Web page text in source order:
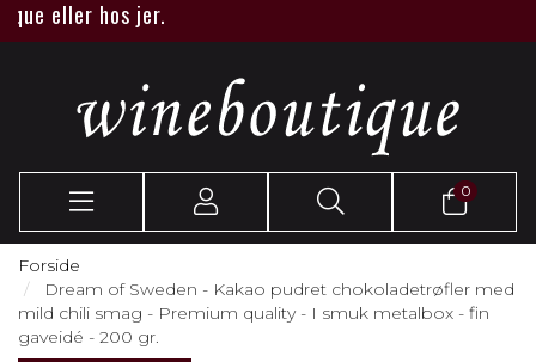
eller hos jer.
0
Forside
Dream of Sweden - Kakao pudret chokoladetrøfler med
mild chili smag - Premium quality - I smuk metalbox - fin
gaveidé - 200 gr.